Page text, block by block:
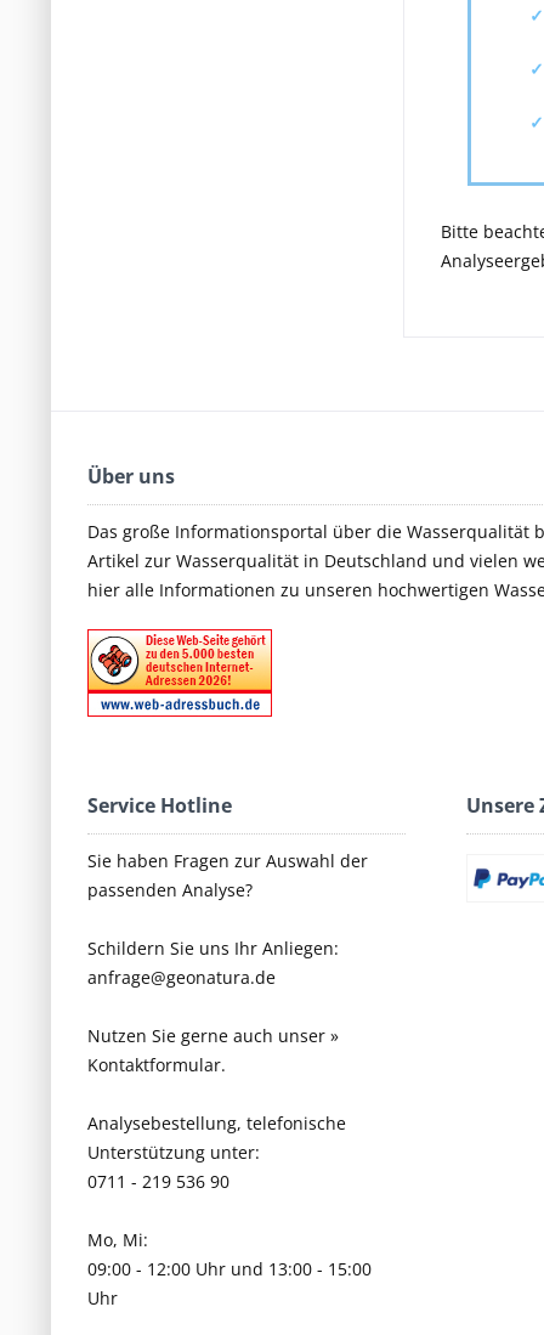
✓
✓
Bitte
Über uns
Das große Informationsportal über die Wasserqualität
Artikel zur Wasserqualität in Deutschland und vielen
hier alle Informationen zu unseren hochwertigen
Service Hotline
Sie haben Fragen zur Auswahl der
passenden Analyse?
Schildern Sie uns Ihr Anliegen:
anfrage@geonatura.de
Nutzen Sie gerne auch unser »
Kontaktformular.
Analysebestellung, telefonische
Unterstützung unter:
0711 - 219 536 90
Mo, Mi:
09:00 - 12:00 Uhr und 13:00 - 15:00
Uhr
Unsere